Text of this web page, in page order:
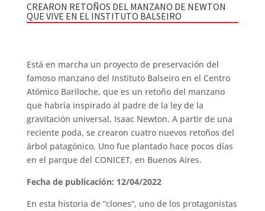
CREARON RETOÑOS DEL MANZANO DE NEWTON
QUE VIVE EN EL INSTITUTO BALSEIRO
Está en marcha un proyecto de preservación del
famoso manzano del Instituto Balseiro en el Centro
Atómico Bariloche, que es un retoño del manzano
que habría inspirado al padre de la ley de la
gravitación universal, Isaac Newton. A partir de una
reciente poda, se crearon cuatro nuevos retoños del
árbol patagónico. Uno fue plantado hace pocos días
en el parque del CONICET, en Buenos Aires.
Fecha de publicación: 12/04/2022
En esta historia de “clones”, uno de los protagonistas